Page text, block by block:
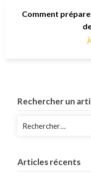
Comment
Rechercher un
Articles récents